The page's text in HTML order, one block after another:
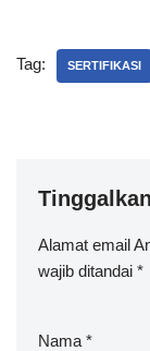
Tag: SERTIFIKASI
Alamat email
wajib ditandai *
Nama *